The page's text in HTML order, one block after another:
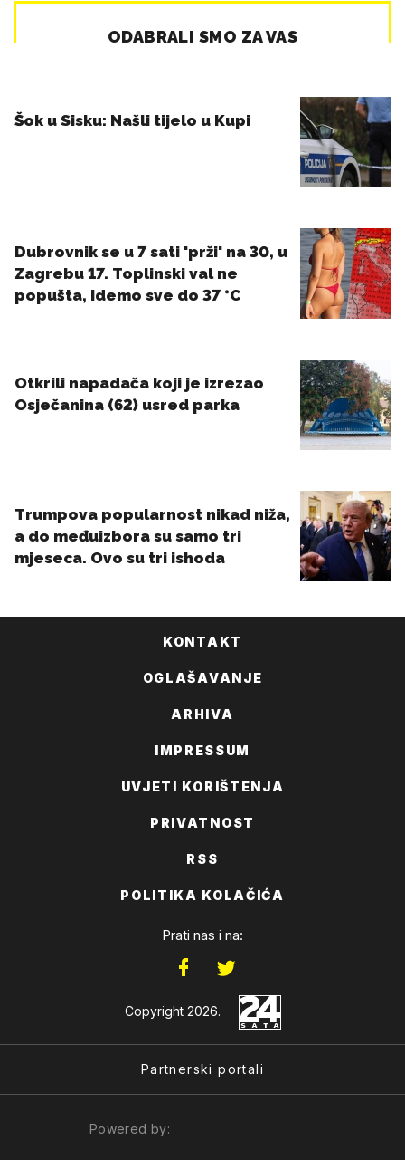
KONTAKT
OGLAŠAVANJE
ARHIVA
IMPRESSUM
UVJETI KORIŠTENJA
PRIVATNOST
RSS
POLITIKA KOLAČIĆA
Prati nas i na:
Copyright 2026.
Partnerski portali
Powered by: